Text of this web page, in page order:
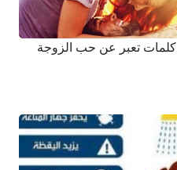
تعبر عن حب الزوجة